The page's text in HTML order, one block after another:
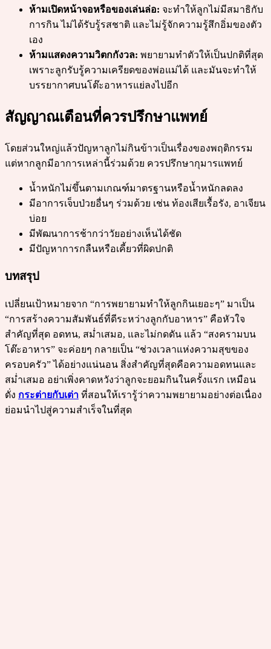
ห้ามเปิดหน้าจอหรือของเล่นล่อ: จะทำให้ลูกไม่มีสมาธิกับ
การกิน ไม่ได้รับรู้รสชาติ และไม่รู้จักความรู้สึกอิ่มของตัว
เอง
ห้ามแสดงความวิตกกังวล: พยายามทำตัวให้เป็นปกติที่สุด
เพราะลูกรับรู้ความเครียดของพ่อแม่ได้ และมันจะทำให้
บรรยากาศบนโต๊ะอาหารแย่ลงไปอีก
สัญญาณเตือนที่ควรปรึกษาแพทย์
โดยส่วนใหญ่แล้วปัญหาลูกไม่กินข้าวเป็นเรื่องของพฤติกรรม
แต่หากลูกมีอาการเหล่านี้ร่วมด้วย ควรปรึกษากุมารแพทย์
น้ำหนักไม่ขึ้นตามเกณฑ์มาตรฐานหรือน้ำหนักลดลง
มีอาการเจ็บป่วยอื่นๆ ร่วมด้วย เช่น ท้องเสียเรื้อรัง, อาเจียน
บ่อย
มีพัฒนาการช้ากว่าวัยอย่างเห็นได้ชัด
มีปัญหาการกลืนหรือเคี้ยวที่ผิดปกติ
บทสรุป
เปลี่ยนเป้าหมายจาก “การพยายามทำให้ลูกกินเยอะๆ” มาเป็น
“การสร้างความสัมพันธ์ที่ดีระหว่างลูกกับอาหาร” คือหัวใจ
สำคัญที่สุด อดทน, สม่ำเสมอ, และไม่กดดัน แล้ว “สงครามบน
โต๊ะอาหาร” จะค่อยๆ กลายเป็น “ช่วงเวลาแห่งความสุขของ
ครอบครัว” ได้อย่างแน่นอน สิ่งสำคัญที่สุดคือความอดทนและ
สม่ำเสมอ อย่าเพิ่งคาดหวังว่าลูกจะยอมกินในครั้งแรก เหมือน
ดั่ง กระต่ายกับเต่า ที่สอนให้เรารู้ว่าความพยายามอย่างต่อเนื่อง
ย่อมนำไปสู่ความสำเร็จในที่สุด